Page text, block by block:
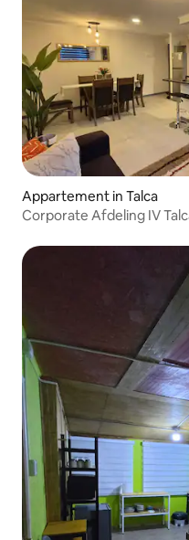
Appartement in Talca
Corporate Afdeling IV